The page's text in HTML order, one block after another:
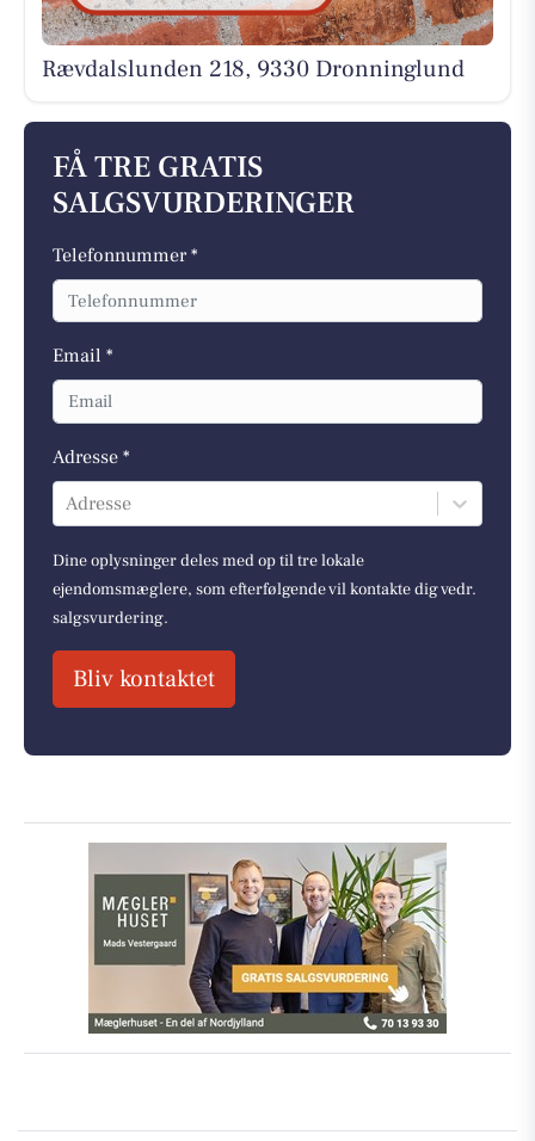
Rævdalslunden 218, 9330 Dronninglund
FÅ TRE GRATIS
SALGSVURDERINGER
Telefonnummer *
Email *
Adresse *
Adresse
Dine oplysninger deles med op til tre lokale
ejendomsmæglere, som efterfølgende vil kontakte dig vedr.
salgsvurdering.
Bliv kontaktet